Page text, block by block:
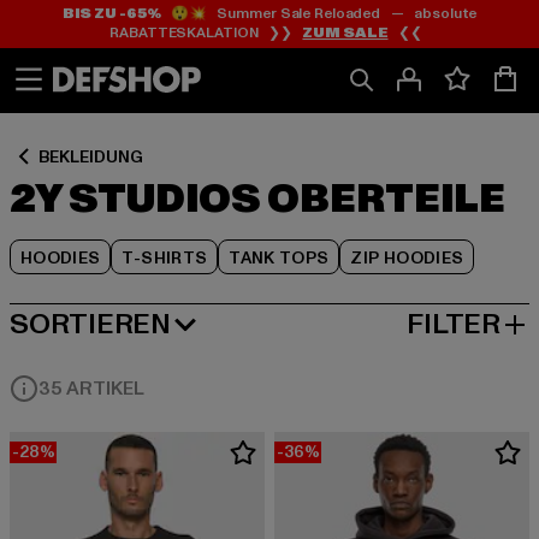
Zum
Inhalt
springen
Zum
Fußzeile
springen
BIS ZU -65%😲💥 Summer Sale Reloaded — absolute
RABATTESKALATION ❯❯ ZUM SALE ❮❮
BEKLEIDUNG
2Y STUDIOS OBERTEILE
HOODIES T-SHIRTS TANK TOPS ZIP HOODIES
Zum
Produktraster
springen
SORTIEREN
BELIEBTESTE FILTER
35 ARTIKEL
-28% -36%